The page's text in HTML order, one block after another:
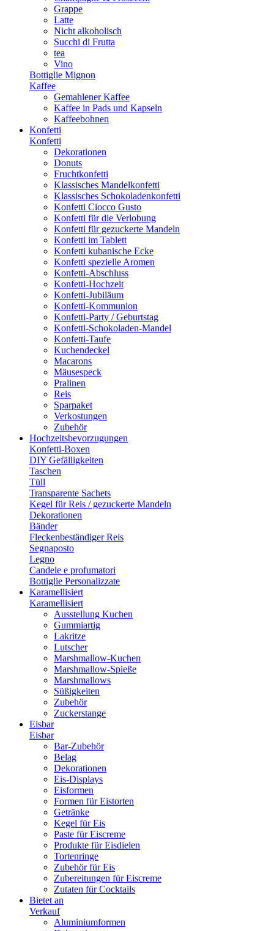
Grappe
Latte
Nicht alkoholisch
Succhi di Frutta
tea
Vino
Bottiglie Mignon
Kaffee
Gemahlener Kaffee
Kaffee in Pads und Kapseln
Kaffeebohnen
Konfetti
Konfetti
Dekorationen
Donuts
Fruchtkonfetti
Klassisches Mandelkonfetti
Klassisches Schokoladenkonfetti
Konfetti Ciocco Gusto
Konfetti für die Verlobung
Konfetti für gezuckerte Mandeln
Konfetti im Tablett
Konfetti kubanische Ecke
Konfetti spezielle Aromen
Konfetti-Abschluss
Konfetti-Hochzeit
Konfetti-Jubiläum
Konfetti-Kommunion
Konfetti-Party / Geburtstag
Konfetti-Schokoladen-Mandel
Konfetti-Taufe
Kuchendeckel
Macarons
Mäusespeck
Pralinen
Reis
Sparpaket
Verkostungen
Zubehör
Hochzeitsbevorzugungen
Konfetti-Boxen
DIY Gefälligkeiten
Taschen
Tüll
Transparente Sachets
Kegel für Reis / gezuckerte Mandeln
Dekorationen
Bänder
Fleckenbeständiger Reis
Segnaposto
Legno
Candele e profumatori
Bottiglie Personalizzate
Karamellisiert
Karamellisiert
Ausstellung Kuchen
Gummiartig
Lakritze
Lutscher
Marshmallow-Kuchen
Marshmallow-Spieße
Marshmallows
Süßigkeiten
Zubehör
Zuckerstange
Eisbar
Eisbar
Bar-Zubehör
Belag
Dekorationen
Eis-Displays
Eisformen
Formen für Eistorten
Getränke
Kegel für Eis
Paste für Eiscreme
Produkte für Eisdielen
Tortenringe
Zubehör für Eis
Zubereitungen für Eiscreme
Zutaten für Cocktails
Bietet an
Verkauf
Aluminiumformen